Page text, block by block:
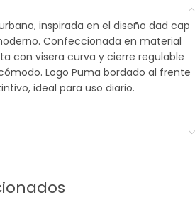
inspirada en el diseño dad cap
Confeccionada en material
con visera curva y cierre regulable
Logo Puma bordado al frente
ideal para uso diario.